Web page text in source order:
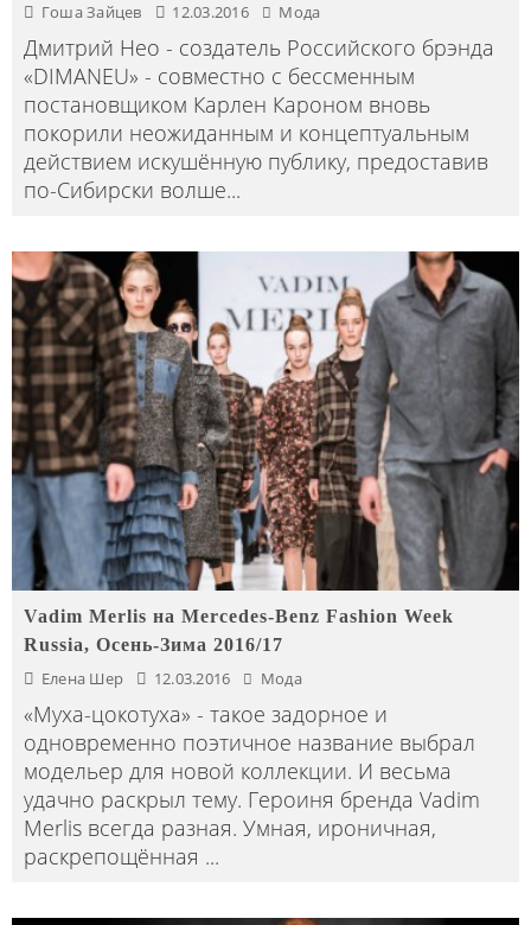
Гоша Зайцев 12.03.2016 Мода
Дмитрий Нео - создатель Российского брэнда
«DIMANEU» - совместно с бессменным
постановщиком Карлен Кароном вновь
покорили неожиданным и концептуальным
действием искушённую публику, предоставив
по-Сибирски волше...
Vadim Merlis на Mercedes-Benz Fashion Week
Russia, Осень-Зима 2016/17
Елена Шер 12.03.2016 Мода
«Муха-цокотуха» - такое задорное и
одновременно поэтичное название выбрал
модельер для новой коллекции. И весьма
удачно раскрыл тему. Героиня бренда Vadim
Merlis всегда разная. Умная, ироничная,
раскрепощённая ...